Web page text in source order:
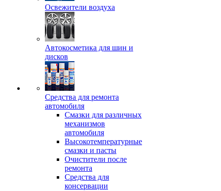
Освежители воздуха
Автокосметика для шин и
дисков
Средства для ремонта
автомобиля
Смазки для различных
механизмов
автомобиля
Высокотемпературные
смазки и пасты
Очистители после
ремонта
Средства для
консервации